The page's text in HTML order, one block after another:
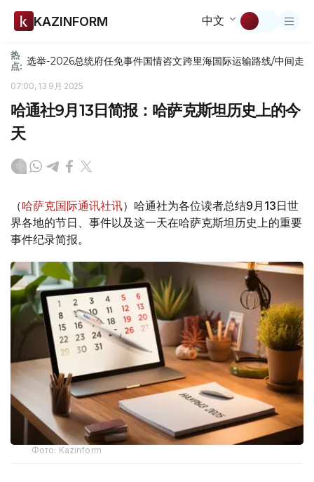
KAZINFORM 中文
热
点: 选举-2026总统府任免事件国情咨文跨里海国际运输路线/中间走廊
07:00, 13 9月 2025
哈通社9月13日简报：哈萨克斯坦历史上的今
天
（哈萨克国际通讯社讯）哈通社为各位读者总结9月13日世
界各地的节日、事件以及这一天在哈萨克斯坦历史上的重要
事件纪录简报。
Фото: Kazinform